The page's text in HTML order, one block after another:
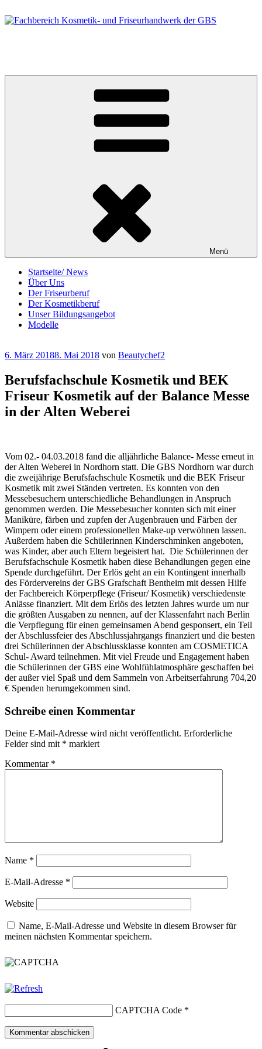
Inhalt
Menü
Startseite/ News
Über Uns
Der Friseurberuf
Der Kosmetikberuf
Unser Bildungsangebot
Modelle
Veröffentlicht
6. März 20188. Mai 2018 von Beautychef2
Berufsfachschule Kosmetik und BEK
Friseur Kosmetik auf der Balance Messe
in der Alten Weberei
Vom 02.- 04.03.2018 fand die alljährliche Balance- Messe erneut in
der Alten Weberei in Nordhorn statt. Die GBS Nordhorn war durch
die zweijährige Berufsfachschule Kosmetik und die BEK Friseur
Kosmetik mit zwei Ständen vertreten. Es konnten von den
Messebesuchern unterschiedliche Behandlungen in Anspruch
genommen werden. Die Messebesucher konnten sich mit einer
Maniküre, färben und zupfen der Augenbrauen und Färben der
Wimpern oder einem professionellen Make-up verwöhnen lassen.
Außerdem haben die Schülerinnen Kinderschminken angeboten,
was Kinder, aber auch Eltern begeistert hat. Die Schülerinnen der
Berufsfachschule Kosmetik haben diese Behandlungen gegen eine
Spende durchgeführt. Der Erlös geht an ein Kontingent innerhalb
des Fördervereins der GBS Grafschaft Bentheim mit dessen Hilfe
der Fachbereich Körperpflege (Friseur/ Kosmetik) verschiedenste
Anlässe finanziert. Mit dem Erlös des letzten Jahres wurde um nur
die größten Ausgaben zu nennen, auf der Klassenfahrt nach Berlin
die Verpflegung für einen gemeinsamen Abend gesponsert, ein Teil
der Abschlussfeier des Abschlussjahrgangs finanziert und die besten
drei Schülerinnen der Abschlussklasse konnten am COSMETICA
Schul- Award teilnehmen. Mit viel Freude und Engagement haben
die Schülerinnen der GBS eine Wohlfühlatmosphäre geschaffen bei
der außer viel Spaß und dem Sammeln von Arbeitserfahrung 704,20
€ Spenden herumgekommen sind.
Schreibe einen Kommentar
Deine E-Mail-Adresse wird nicht veröffentlicht. Erforderliche
Felder sind mit * markiert
Kommentar *
Name *
E-Mail-Adresse *
Website
Name, E-Mail-Adresse und Website in diesem Browser für
meinen nächsten Kommentar speichern.
CAPTCHA Code *